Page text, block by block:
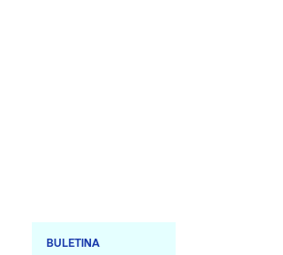
BULETINA